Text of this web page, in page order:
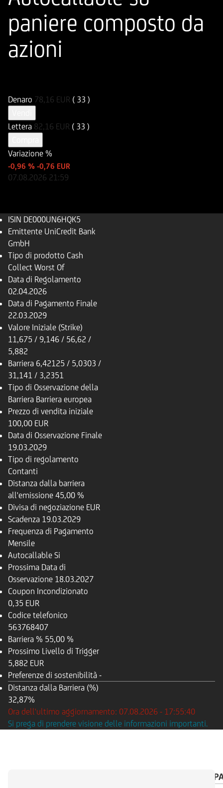
paniere composto da
azioni
Denaro 78,16 EUR ( 33 )
Lettera 82,16 EUR ( 33 )
Variazione %
-0,96 % -0,76 EUR
07.08.2026 21:59
ISIN DE000UN6HQK5
Emittente UniCredit Bank
GmbH
Tipo di prodotto Cash
Collect Worst Of
Data di Regolamento
02.04.2026
Data di Pagamento Finale
22.03.2029
Valore Iniziale (Strike)
11,675 / 9,146 / 56,62 /
5,882
Barriera 6,42125 / 5,0303 /
31,141 / 3,2351
Tipo di Osservazione della
Barriera Barriera europea
Prezzo di vendita iniziale
100,00 EUR
Data di Osservazione Finale
19.03.2029
Tipo di regolamento
Contanti
Distanza dalla barriera
all'emissione 45,00 %
Divisa di negoziazione EUR
Scadenza 19.03.2029
Frequenza di Pagamento
Mensile
Autocallable Si
Prossima Data di
Osservazione 18.03.2027
Coupon Incondizionato
0,35 EUR
Codice telefonico
563768407
Barriera % 55,00 %
Prossimo Livello di Trigger
5,882 EUR
Preferenze di sostenibilità -
Distanza dalla Barriera (%)
32,87%
Ora dell'ultimo aggiornamento: 07.08.2026 - 17:55:40
Si prega di prendere visione delle informazioni importanti.
CALENDARIO